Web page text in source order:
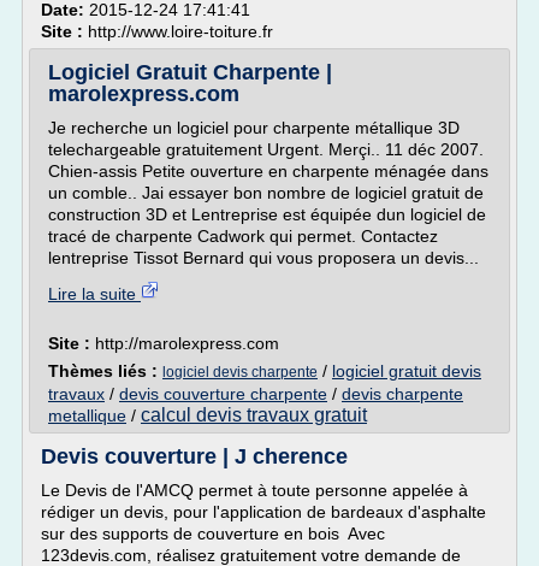
Date: 2015-12-24 17:41:41
Site : http://www.loire-toiture.fr
Logiciel Gratuit Charpente |
marolexpress.com
Je recherche un logiciel pour charpente métallique 3D
telechargeable gratuitement Urgent. Merçi.. 11 déc 2007.
Chien-assis Petite ouverture en charpente ménagée dans
un comble.. Jai essayer bon nombre de logiciel gratuit de
construction 3D et Lentreprise est équipée dun logiciel de
tracé de charpente Cadwork qui permet. Contactez
lentreprise Tissot Bernard qui vous proposera un devis...
Lire la suite
Site : http://marolexpress.com
Thèmes liés : logiciel devis charpente / logiciel gratuit devis
travaux / devis couverture charpente / devis charpente
metallique / calcul devis travaux gratuit
Devis couverture | J cherence
Le Devis de l'AMCQ permet à toute personne appelée à
rédiger un devis, pour l'application de bardeaux d'asphalte
sur des supports de couverture en bois Avec
123devis.com, réalisez gratuitement votre demande de